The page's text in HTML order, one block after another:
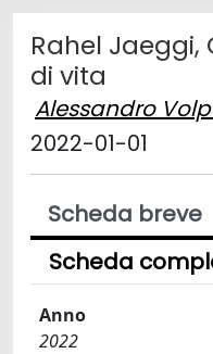
Rahel
di vita
Alessandro
2022-01-01
Scheda breve
Scheda
Anno
2022